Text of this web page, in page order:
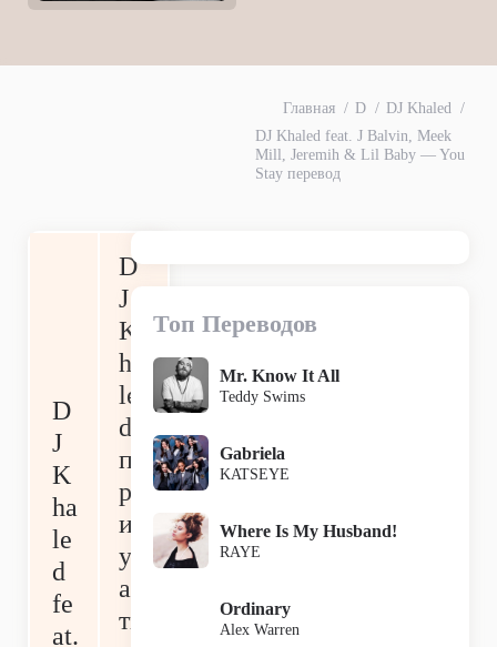
Главная D
DJ Khaled
DJ Khaled feat. J Balvin, Meek
Mill, Jeremih & Lil Baby — You
Stay перевод
D
J
K
ha
le
d
fe
at.
D
J
K
ha
le
d
п
р
и
уч
ас
ти
Топ Переводов
Mr. Know It All
Teddy Swims
Gabriela
KATSEYE
Where Is My Husband!
RAYE
Ordinary
Alex Warren